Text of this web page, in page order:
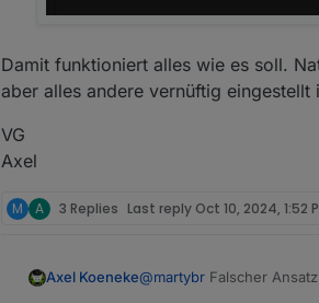
Damit funktioniert alles wie es soll.
aber alles andere vernüftig
VG
Axel
M A 3 Replies Last reply Oct 10, 2024, 1:52
Axel Koeneke@martybr Falscher